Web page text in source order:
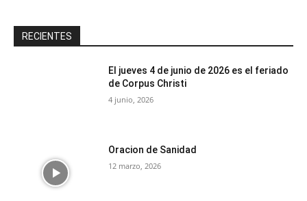
RECIENTES
El jueves 4 de junio de 2026 es el feriado
de Corpus Christi
4 junio, 2026
Oracion de Sanidad
12 marzo, 2026